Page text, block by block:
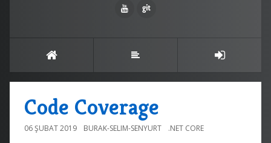
Code Coverage
06 ŞUBAT 2019 BURAK-SELIM-SENYURT .NET CORE